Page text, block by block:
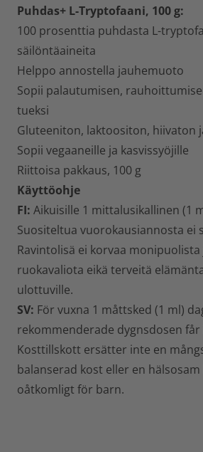
Puhdas+ L-Tryptofaani, 100 g:
100 prosenttia puhdasta L-
säilöntäaineita
Helppo annostella jauhemuoto
Sopii palautumisen,
tueksi
Gluteeniton, laktoositon, hiivaton
Sopii vegaaneille ja kasvissyöjille
Riittoisa pakkaus, 100 g
Käyttöohje
FI: Aikuisille 1 mittalusikallinen (1
Suositeltua vuorokausiannosta ei
Ravintolisä ei korvaa
ruokavaliota eikä terveitä
ulottuville.
SV: För vuxna 1 måttsked (1 ml)
rekommenderade dygnsdosen
Kosttillskott ersätter inte en
balanserad kost eller en
oåtkomligt för barn.